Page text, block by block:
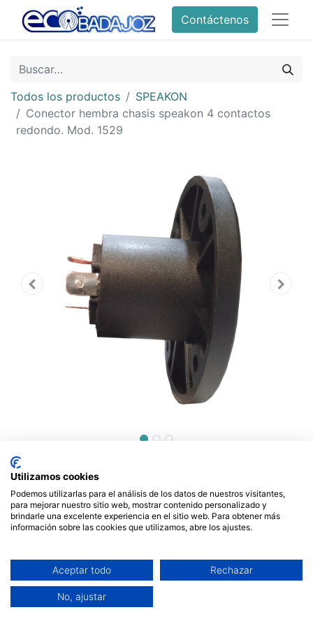
Contáctenos
Todos los productos
SPEAKON
Conector hembra chasis speakon 4 contactos
redondo. Mod. 1529
Conector hembra chasis
speakon 4 contactos redondo.
Mod. 1529
Utilizamos cookies
Podemos utilizarlas para el análisis de los datos de nuestros visitantes,
para mejorar nuestro sitio web, mostrar contenido personalizado y
brindarle una excelente experiencia en el sitio web. Para obtener más
información sobre las cookies que utilizamos, abre los ajustes.
Aceptar todo Rechazar
No, ajustar